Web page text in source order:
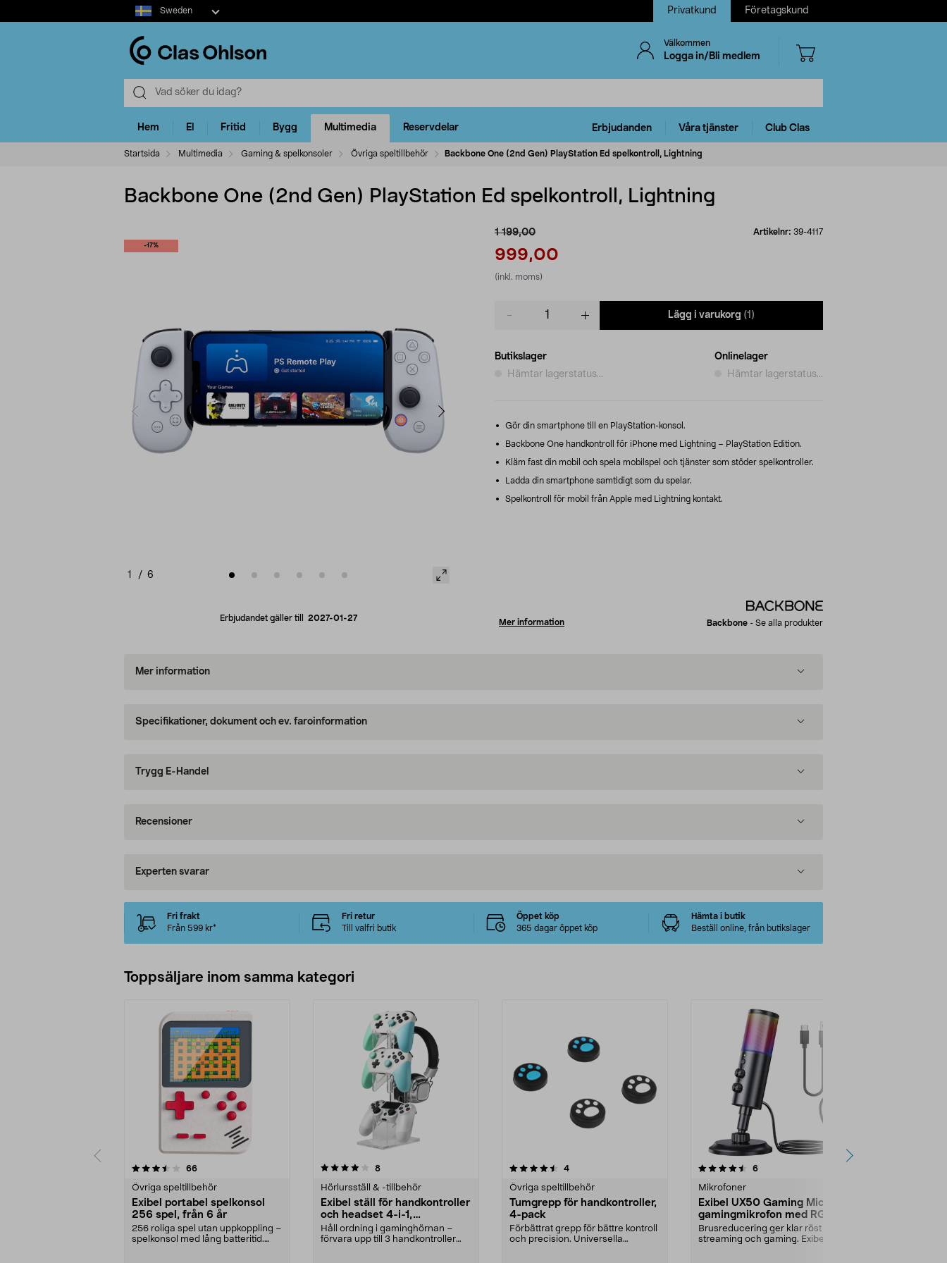
Select
market
Sweden Privatkund Företagskund
Välkommen
Logga in/Bli medlem
Hem El Fritid Bygg Multimedia Reservdelar Erbjudanden Våra tjänster Club Clas
Startsida Multimedia Gaming & spelkonsoler Övriga speltillbehör Backbone One (2nd Gen) PlayStation Ed spelkontroll, Lightning
Backbone One (2nd Gen) PlayStation Ed spelkontroll, Lightning
-17%
1 / 6
Erbjudandet gäller till 2027-01-27
1 199,00
999,00
(inkl. moms)
Artikelnr: 39-4117
Lägg i varukorg (1)
Butikslager
Hämtar lagerstatus...
Onlinelager
Hämtar lagerstatus...
Gör din smartphone till en PlayStation-konsol.
Backbone One handkontroll för iPhone med Lightning – PlayStation Edition.
Kläm fast din mobil och spela mobilspel och tjänster som stöder spelkontroller.
Ladda din smartphone samtidigt som du spelar.
Spelkontroll för mobil från Apple med Lightning kontakt.
Mer information Backbone - Se alla produkter
Mer information
Specifikationer, dokument och ev. faroinformation
Trygg E-Handel
Recensioner
Experten svarar
Fri frakt
Från 599 kr*
Fri retur
Till valfri butik
Öppet köp
365 dagar öppet köp
Hämta i butik
Beställ online, från butikslager
Toppsäljare inom samma kategori
66recensioner
Övriga speltillbehör
Exibel portabel spelkonsol
256 spel, från 6 år
256 roliga spel utan uppkoppling –
spelkonsol med lång batteritid.
4.0 av 5 stjärnor 8recensioner
Hörlursställ & -tillbehör
Exibel ställ för handkontroller
och headset 4-i-1,
transparent
Håll ordning i gaminghörnan –
förvara upp till 3 handkontroller
4.5 av 5 stjärnor 4recensioner
Övriga speltillbehör
Tumgrepp för handkontroller,
4-pack
Förbättrat grepp för bättre kontroll
och precision. Universella
4.5 av 5 stjärnor 6recensioner
Mikrofoner
Exibel UX50 Gaming Mic
gamingmikrofon med RGB
Brusreducering ger klar röst vid
streaming och gaming. Exibel
1.0 av 5 stjärnor